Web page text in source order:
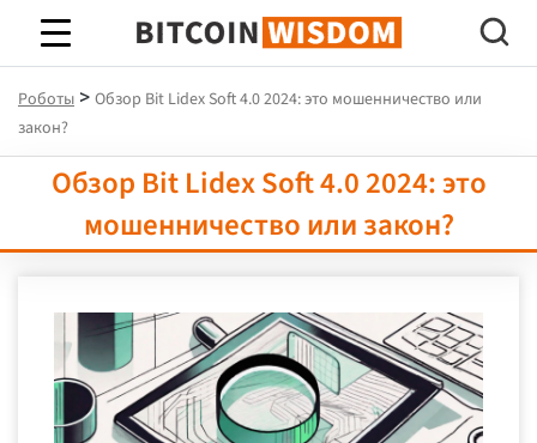
Биткойн Мудрость
Роботы > Обзор Bit Lidex Soft 4.0 2024: это мошенничество или
закон?
Обзор Bit Lidex Soft 4.0 2024: это
мошенничество или закон?